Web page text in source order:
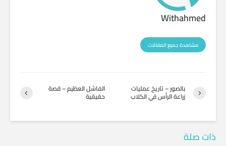
Withahmed
مشاهدة جميع المقالات
الفاشل العظيم – قصة
حقيقية
بالصور – تاريخ عمليات
زراعة الرأس في الكلاب
ذات صلة